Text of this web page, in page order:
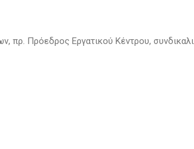
πρ. Πρόεδρος Εργατικού Κέντρου,